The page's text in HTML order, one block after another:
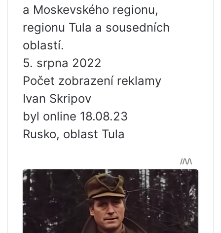
a Moskevského regionu,
regionu Tula a sousedních
oblastí.
5. srpna 2022
Počet zobrazení reklamy
Ivan Skripov
byl online 18.08.23
Rusko, oblast Tula